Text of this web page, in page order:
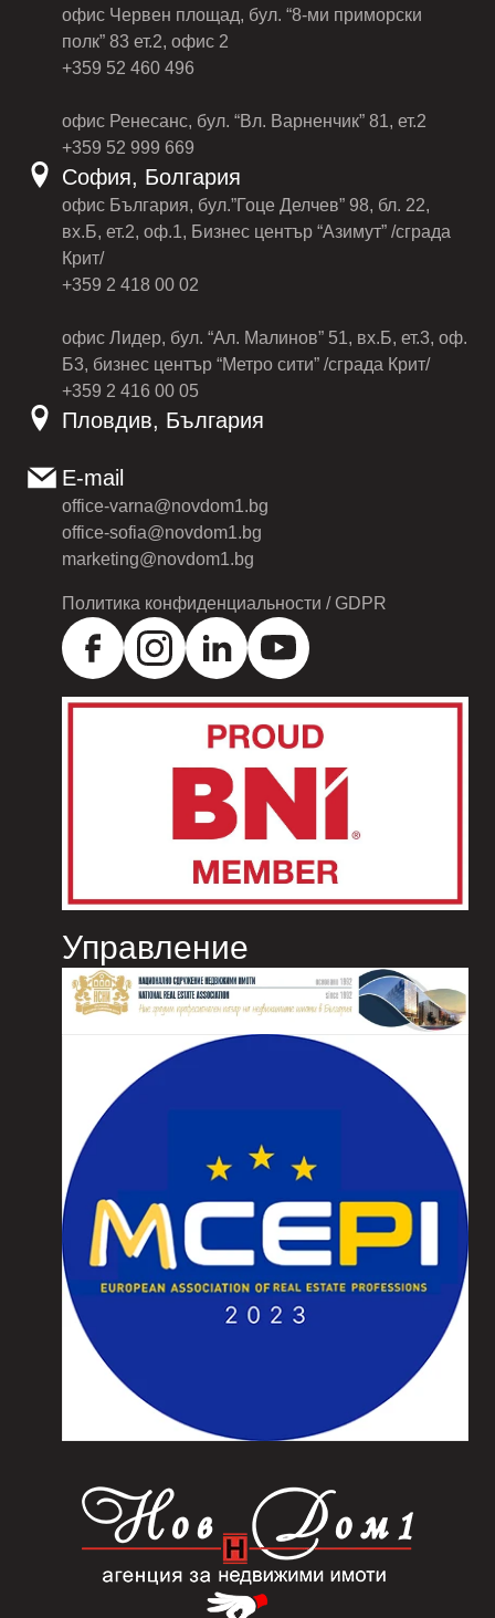
офис Червен площад, бул. “8-ми приморски
полк” 83 ет.2, офис 2
+359 52 460 496
офис Ренесанс, бул. “Вл. Варненчик” 81, ет.2
+359 52 999 669
София, Болгария
офис България, бул.”Гоце Делчев” 98, бл. 22,
вх.Б, ет.2, оф.1, Бизнес център “Азимут” /сграда
Крит/
+359 2 418 00 02
офис Лидер, бул. “Ал. Малинов” 51, вх.Б, ет.3, оф.
Б3, бизнес център “Метро сити” /сграда Крит/
+359 2 416 00 05
Пловдив, България
E-mail
office-varna@novdom1.bg
office-sofia@novdom1.bg
marketing@novdom1.bg
Политика конфиденциальности / GDPR
Управление